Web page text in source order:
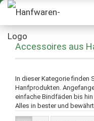
Accessoires aus
In dieser Kategorie finden
Hanfprodukten.
einfache Bindfäden bis
Alles in bester und